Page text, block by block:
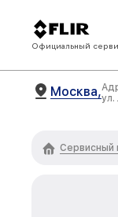
Официальный
Москва,ул.
Сервисный